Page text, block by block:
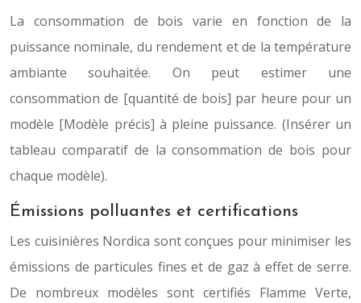
La consommation de bois varie en fonction de la
puissance nominale, du rendement et de la température
ambiante souhaitée. On peut estimer une
consommation de [quantité de bois] par heure pour un
modèle [Modèle précis] à pleine puissance. (Insérer un
tableau comparatif de la consommation de bois pour
chaque modèle).
Émissions polluantes et certifications
Les cuisinières Nordica sont conçues pour minimiser les
émissions de particules fines et de gaz à effet de serre.
De nombreux modèles sont certifiés Flamme Verte,